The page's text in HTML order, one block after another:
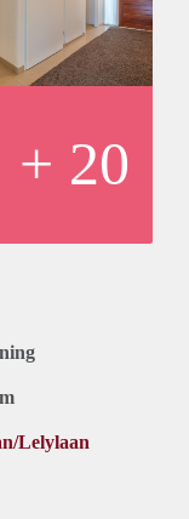
keuken v.v.
met bad,
+ 20
Lelylaan